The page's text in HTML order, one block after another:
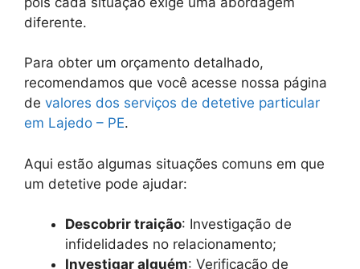
diferente.
Para obter um orçamento detalhado,
recomendamos que você acesse nossa página
de valores dos serviços de detetive particular
em Lajedo – PE.
Aqui estão algumas situações comuns em que
um detetive pode ajudar:
Descobrir traição: Investigação de
infidelidades no relacionamento;
Investigar alguém: Verificação de